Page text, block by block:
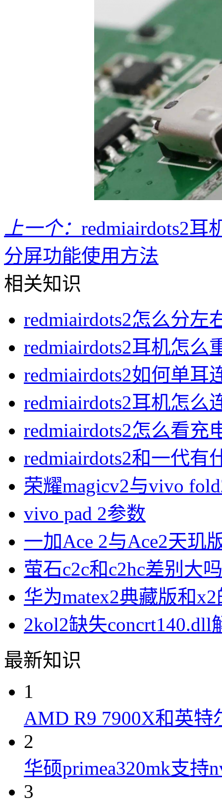
上一个： redmiairdots2耳
分屏功能使用方法
相关知识
redmiairdots2怎么分左
redmiairdots2耳机怎么
redmiairdots2如何单耳
redmiairdots2耳机怎么
redmiairdots2怎么看充
redmiairdots2和一代有
荣耀magicv2与vivo
vivo pad 2参数
一加Ace 2与Ace2天玑
萤石c2c和c2hc差别大吗
华为matex2典藏版和
2kol2缺失concrt140.dll
最新知识
1
AMD R9 7900X和英特
2
华硕primea320mk支持
3